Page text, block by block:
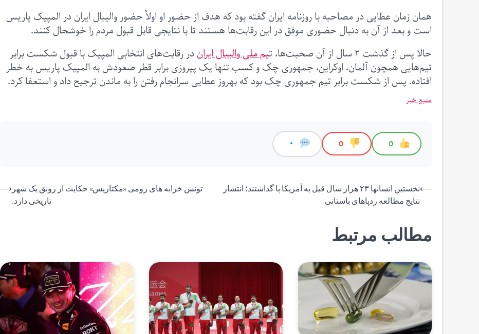
همان زمان عطایی در مصاحبه با روزنامه ایران گفته بود که هدف از حضور او اولاً حضور والیبال ایران در المپیک پاریس
است و بعد از آن به دنبال حضوری موفق در این رقابت‌ها هستند تا با نتایجی قابل قبول مردم را خوشحال کنند.
حالا پس از گذشت ۲ سال از آن صحبت‌ها، ت
یم ملی والیبال ایراندر رقابت‌های انتخابی المپیک با قبول شکست برابر
تیم‌هایی همچون آلمان، اوکراین، جمهوری چک و کسب تنها یک پیروزی برابر قطر صعودش به المپیک پاریس به خطر
افتاده. پس از شکست برابر تیم جمهوری چک بود که بهروز عطایی سرانجام رفتن را به ماندن ترجیح داد و استعفا کرد.
منبع خبر
0
0
0
راهبری
نوشته
⟵
نخستین انسانها ۲۳ هزار سال قبل به آمریکا پا گذاشتند؛ انتشار
نتایج مطالعه ردپاهای باستانی
تونس خرابه های رومی «مکتاریس» حکایت از رونق یک شهر
تاریخی دارد.
⟶
مطالب مرتبط